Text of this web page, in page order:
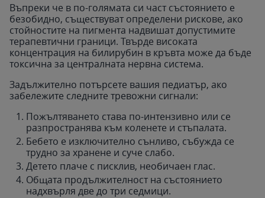
Въпреки че в по-голямата си част състоянието е
безобидно, съществуват определени рискове, ако
стойностите на пигмента надвишат допустимите
терапевтични граници. Твърде високата
концентрация на билирубин в кръвта може да бъде
токсична за централната нервна система.
Задължително потърсете вашия педиатър, ако
забележите следните тревожни сигнали:
Пожълтяването става по-интензивно или се
разпространява към коленете и стъпалата.
Бебето е изключително сънливо, събужда се
трудно за хранене и суче слабо.
Детето плаче с писклив, необичаен глас.
Общата продължителност на състоянието
надхвърля две до три седмици.